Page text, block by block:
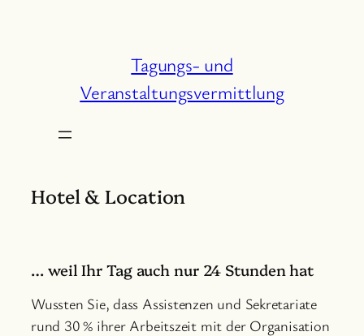
Tagungs- und
Veranstaltungsvermittlung
Hotel & Location
… weil Ihr Tag auch nur 24 Stunden hat
Wussten Sie, dass Assistenzen und Sekretariate
rund 30 % ihrer Arbeitszeit mit der Organisation